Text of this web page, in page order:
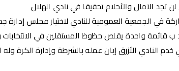
الآمال والأحلام تحقيقا في نادي الهلال
قائمة واحدة يقلص حظوظ المستقلين في
النادي الأزرق إبان عمله بالشرطة وإدارة الكرة